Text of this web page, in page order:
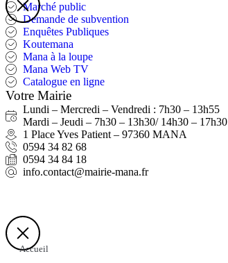
Marché public
Demande de subvention
Enquêtes Publiques
Koutemana
Mana à la loupe
Mana Web TV
Catalogue en ligne
Votre Mairie
Lundi – Mercredi – Vendredi : 7h30 – 13h55
Mardi – Jeudi – 7h30 – 13h30/ 14h30 – 17h30
1 Place Yves Patient – 97360 MANA
0594 34 82 68
0594 34 84 18
info.contact@mairie-mana.fr
Accueil